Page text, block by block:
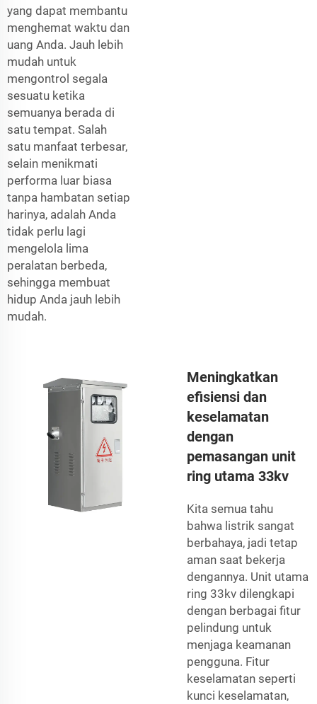
yang dapat membantu
menghemat waktu dan
uang Anda. Jauh lebih
mudah untuk
mengontrol segala
sesuatu ketika
semuanya berada di
satu tempat. Salah
satu manfaat terbesar,
selain menikmati
performa luar biasa
tanpa hambatan setiap
harinya, adalah Anda
tidak perlu lagi
mengelola lima
peralatan berbeda,
sehingga membuat
hidup Anda jauh lebih
mudah.
Meningkatkan
efisiensi dan
keselamatan
dengan
pemasangan unit
ring utama 33kv
Kita semua tahu
bahwa listrik sangat
berbahaya, jadi tetap
aman saat bekerja
dengannya. Unit utama
ring 33kv dilengkapi
dengan berbagai fitur
pelindung untuk
menjaga keamanan
pengguna. Fitur
keselamatan seperti
kunci keselamatan,